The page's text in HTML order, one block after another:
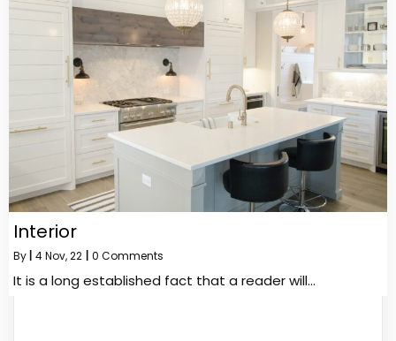
Interior
By 4Nov, 22 0 Comments
It is a long established fact that a reader will…